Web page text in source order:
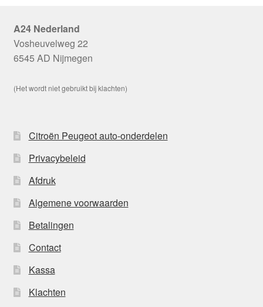
A24 Nederland
Vosheuvelweg 22
6545 AD Nijmegen
(Het wordt niet gebruikt bij klachten)
Citroën Peugeot auto-onderdelen
Privacybeleid
Afdruk
Algemene voorwaarden
Betalingen
Contact
Kassa
Klachten